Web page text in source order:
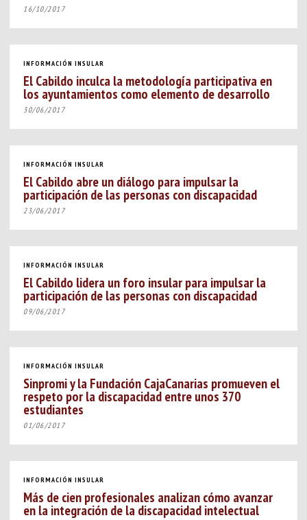
16/10/2017
INFORMACIÓN INSULAR
El Cabildo inculca la metodología participativa en
los ayuntamientos como elemento de desarrollo
30/06/2017
INFORMACIÓN INSULAR
El Cabildo abre un diálogo para impulsar la
participación de las personas con discapacidad
23/06/2017
INFORMACIÓN INSULAR
El Cabildo lidera un foro insular para impulsar la
participación de las personas con discapacidad
09/06/2017
INFORMACIÓN INSULAR
Sinpromi y la Fundación CajaCanarias promueven el
respeto por la discapacidad entre unos 370
estudiantes
01/06/2017
INFORMACIÓN INSULAR
Más de cien profesionales analizan cómo avanzar
en la integración de la discapacidad intelectual